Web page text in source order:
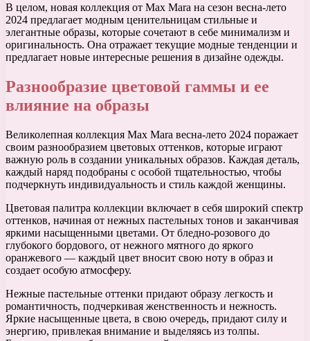
В целом, новая коллекция от Max Mara на сезон весна-лето
2024 предлагает модным ценительницам стильные и
элегантные образы, которые сочетают в себе минимализм и
оригинальность. Она отражает текущие модные тенденции и
предлагает новые интересные решения в дизайне одежды.
Разнообразие цветовой гаммы и ее
влияние на образы
Великолепная коллекция Max Mara весна-лето 2024 поражает
своим разнообразием цветовых оттенков, которые играют
важную роль в создании уникальных образов. Каждая деталь,
каждый наряд подобраны с особой тщательностью, чтобы
подчеркнуть индивидуальность и стиль каждой женщины.
Цветовая палитра коллекции включает в себя широкий спектр
оттенков, начиная от нежных пастельных тонов и заканчивая
яркими насыщенными цветами. От бледно-розового до
глубокого бордового, от нежного мятного до яркого
оранжевого — каждый цвет вносит свою ноту в образ и
создает особую атмосферу.
Нежные пастельные оттенки придают образу легкость и
романтичность, подчеркивая женственность и нежность.
Яркие насыщенные цвета, в свою очередь, придают силу и
энергию, привлекая внимание и выделяясь из толпы.